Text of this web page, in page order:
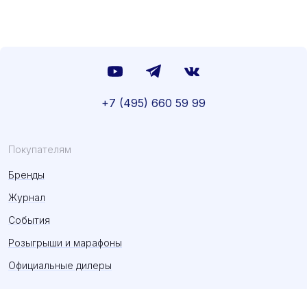
Покупателям
Бренды
Журнал
События
Розыгрыши и марафоны
Официальные дилеры
+7 (495) 660 59 99